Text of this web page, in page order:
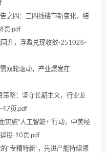
之四：三四线楼市新变化，结
页.pdf
升，浮盈兑现收敛-251028-
双轮驱动，产业爆发在
略：坚守长期主义，行业龙
47页.pdf
实施“人工智能+”行动，中美经
投-10页.pdf
“专精特新”，先进产能持续领